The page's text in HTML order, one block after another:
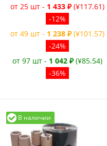
от 25 шт - 1 433 ₽ (¥117.61)
-12%
от 49 шт - 1 238 ₽ (¥101.57)
-24%
от 97 шт - 1 042 ₽ (¥85.54)
-36%
В наличии